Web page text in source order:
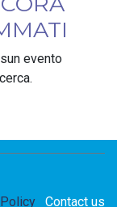
evento
Contact us